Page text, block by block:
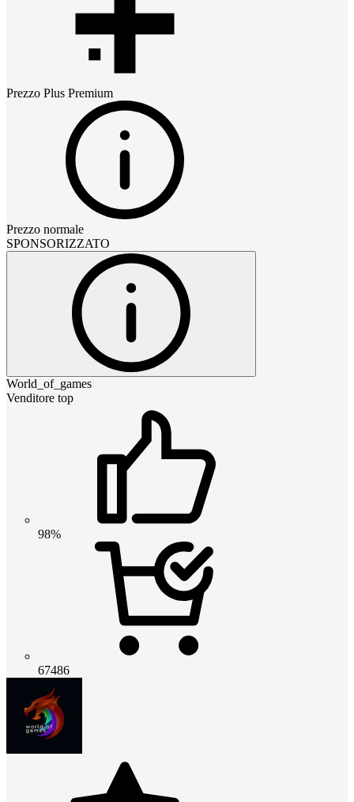
Prezzo Plus Premium
Prezzo normale
SPONSORIZZATO
World_of_games
Venditore top
98%
67486